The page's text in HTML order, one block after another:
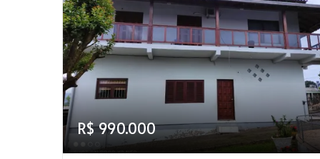
R$ 990.000